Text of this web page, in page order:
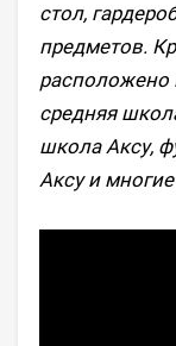
стол,
предметов.
расположено
средняя
школа Аксу,
Аксу и многие